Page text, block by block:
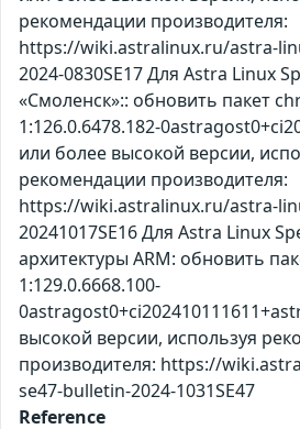
рекомендации производителя:
https://wiki.astralinux.ru/astra-
2024-0830SE17 Для Astra Linux
«Смоленск»:: обновить пакет
1:126.0.6478.182-
или более высокой версии,
рекомендации производителя:
https://wiki.astralinux.ru/astra-
20241017SE16 Для Astra Linux
архитектуры ARM: обновить
1:129.0.6668.100-
высокой версии, используя
производителя: https://
se47-bulletin-2024-1031SE47
Reference